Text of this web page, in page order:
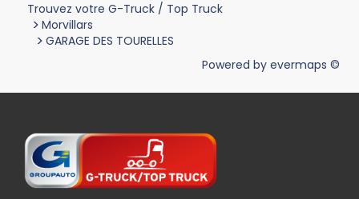
Trouvez votre G-Truck / Top Truck
> Morvillars
> GARAGE DES TOURELLES
Powered by evermaps ©